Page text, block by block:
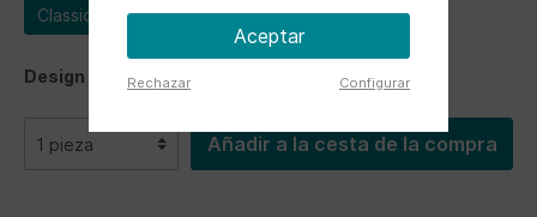
Classic Bus
Design
Añadir a la cesta de la compra
Aceptar
Rechazar Configurar